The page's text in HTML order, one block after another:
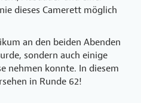
dieses Camerett möglich
an den beiden Abenden
sondern auch einige
nehmen konnte. In diesem
in Runde 62!